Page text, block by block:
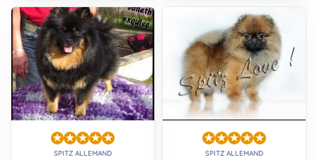
SPITZ ALLEMAND SPITZ ALLEMAND